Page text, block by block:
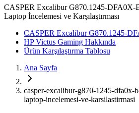
CASPER Excalibur G870.1245-DFA0X-
Laptop İncelemesi ve Karşılaştırması
CASPER Excalibur G870.1245-
HP Victus Gaming Hakkında
Ürün Karşılaştırma Tablosu
Ana Sayfa
casper-excalibur-g870-1245-dfa0x-
laptop-incelemesi-ve-karsilastirmasi